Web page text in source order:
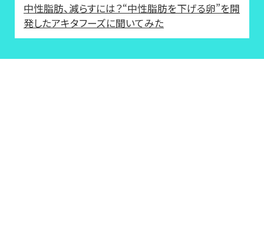
中性脂肪、減らすには？“中性脂肪を下げる卵”を開
発したアキタフーズに聞いてみた